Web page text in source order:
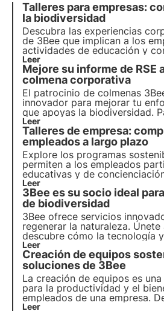
Talleres para empresas:
la biodiversidad
Descubra las experiencias
de 3Bee que implican a los
actividades de educación y
medioambiental. Desde
plantación hasta catas de
compromiso y promueve la
Leer
Mejore su informe de RSE
colmena corporativa
El patrocinio de colmenas
innovador para mejorar tu
que apoyas la biodiversidad.
colmena conectada y controle
app, al tiempo que educa a
la importancia de la
Leer
Talleres de empresa:
empleados a largo plazo
Explore los programas
permiten a los empleados
educativas y de
Desde talleres de apicultura
Academia 3bee y catas de
sus empleados se impliquen
Leer
3Bee es su socio ideal
de biodiversidad
3Bee ofrece servicios
regenerar la naturaleza.
descubre cómo la tecnología
unen para crear un futuro más
empresas y el planeta.
Leer
Creación de equipos
soluciones de 3Bee
La creación de equipos es
para la productividad y el
empleados de una empresa.
actividades de team building
Leer